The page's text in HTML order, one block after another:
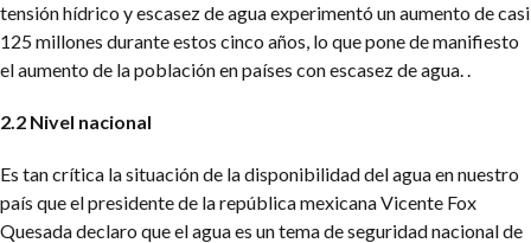
tensión hídrico y escasez de agua experimentó un aumento de casi
125 millones durante estos cinco años, lo que pone de manifiesto
el aumento de la población en países con escasez de agua. .
2.2 Nivel nacional
Es tan crítica la situación de la disponibilidad del agua en nuestro
país que el presidente de la república mexicana Vicente Fox
Quesada declaro que el agua es un tema de seguridad nacional de